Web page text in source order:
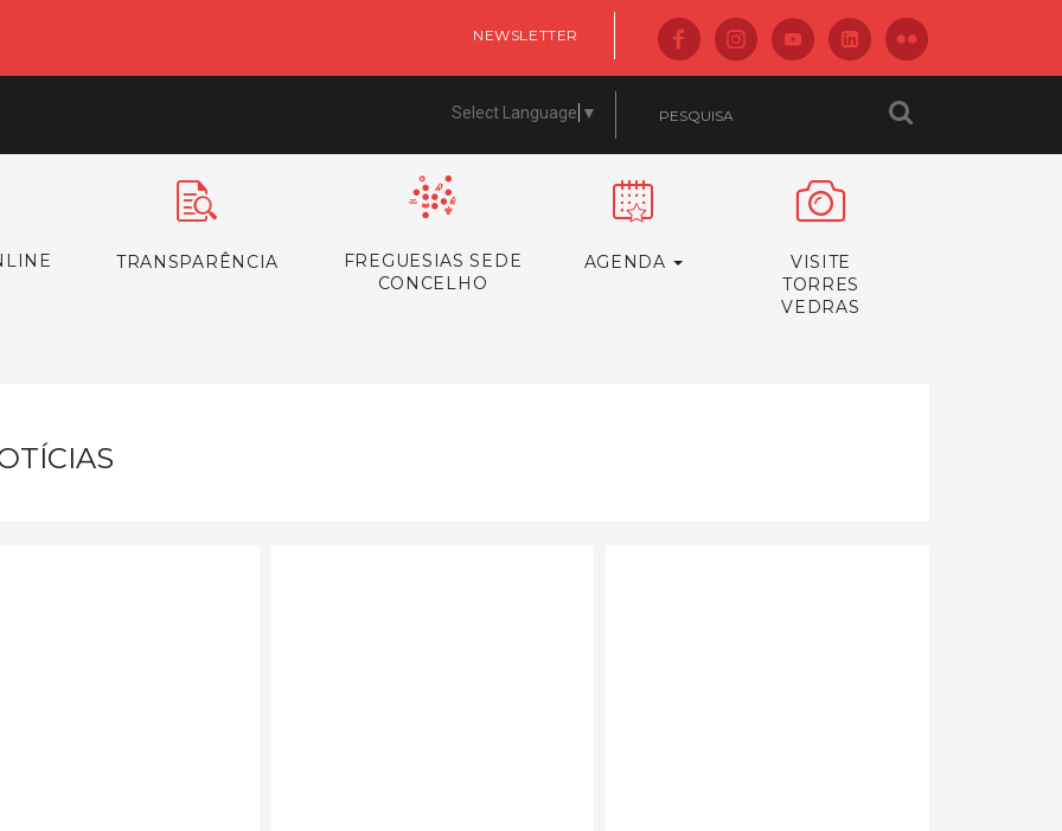
NEWSLETTER
Select Language ▼
TRANSPARÊNCIA
FREGUESIAS SEDE
CONCELHO
AGENDA
VISITE
TORRES
VEDRAS